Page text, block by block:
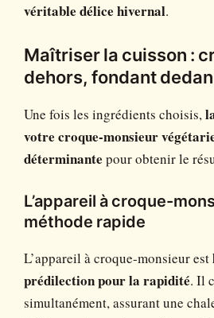
véritable délice hivernal.
Maîtriser la cuisson :
dehors, fondant
Une fois les ingrédients choisis,
votre croque-monsieur
déterminante pour obtenir le
L’appareil à croque-
méthode rapide
L’appareil à croque-monsieur est
prédilection pour la rapidité. Il
simultanément, assurant une